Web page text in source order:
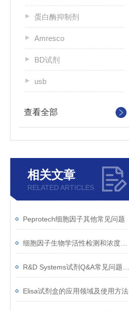
蛋白酶抑制剂
Amresco
BD试剂
usb
查看全部
相关文章
RELATED ARTICLES
Peprotech细胞因子其他常见问题
Elisa试剂盒的应用领域及使用方法